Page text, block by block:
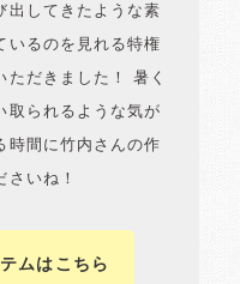
出してきたような素
いるのを見れる特権
ただきました！ 暑く
取られるような気が
時間に竹内さんの作
いね！
ムはこちら